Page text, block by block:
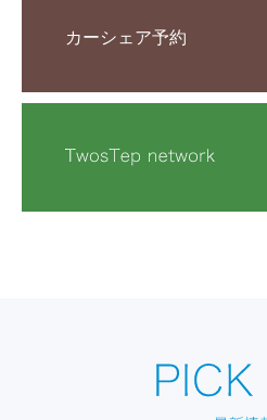
カーシェア予約